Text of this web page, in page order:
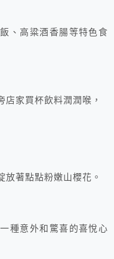
、高粱酒香腸等特色食
家買杯飲料潤潤喉，
著點點粉嫩山櫻花。
種意外和驚喜的喜悅心